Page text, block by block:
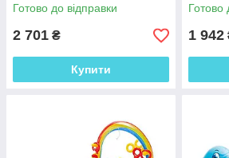
Готово до відправки
2 701 ₴
Купити
Готово
1 942